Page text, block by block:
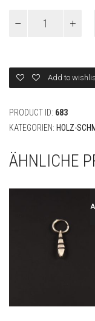
Add to
PRODUCT ID: 683
KATEGORIEN: HOLZ-
ÄHNLICHE